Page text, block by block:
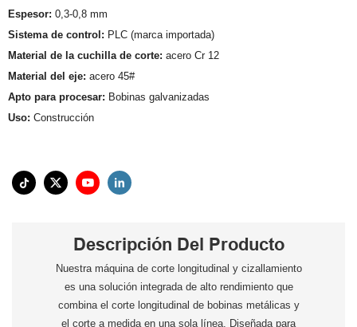
Espesor: 0,3-0,8 mm
Sistema de control: PLC (marca importada)
Material de la cuchilla de corte: acero Cr 12
Material del eje: acero 45#
Apto para procesar: Bobinas galvanizadas
Uso: Construcción
Descripción Del Producto
Nuestra máquina de corte longitudinal y cizallamiento
es una solución integrada de alto rendimiento que
combina el corte longitudinal de bobinas metálicas y
el corte a medida en una sola línea. Diseñada para